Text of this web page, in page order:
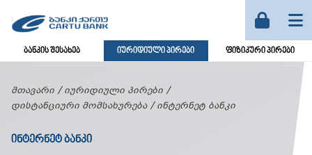
ბანკის შესახებ იურიდიული პირები ფიზიკური პირები
მთავარი
იურიდიული პირები
დისტანციური მომსახურება
ინტერნეტ ბანკი
ᲘᲜᲢᲔᲠᲜᲔᲢ ᲑᲐᲜᲙᲘ